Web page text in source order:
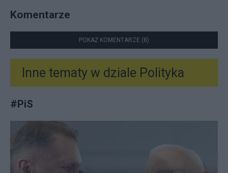
Komentarze
POKAŻ KOMENTARZE (8)
Inne tematy w dziale Polityka
#PiS